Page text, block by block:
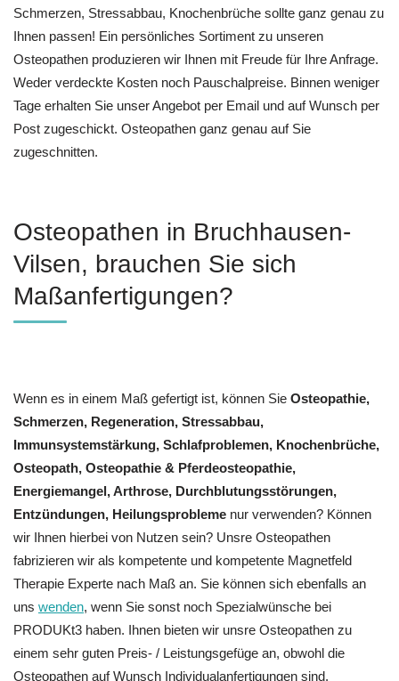
Schmerzen, Stressabbau, Knochenbrüche sollte ganz genau zu
Ihnen passen! Ein persönliches Sortiment zu unseren
Osteopathen produzieren wir Ihnen mit Freude für Ihre Anfrage.
Weder verdeckte Kosten noch Pauschalpreise. Binnen weniger
Tage erhalten Sie unser Angebot per Email und auf Wunsch per
Post zugeschickt. Osteopathen ganz genau auf Sie
zugeschnitten.
Osteopathen in Bruchhausen-
Vilsen, brauchen Sie sich
Maßanfertigungen?
Wenn es in einem Maß gefertigt ist, können Sie Osteopathie,
Schmerzen, Regeneration, Stressabbau,
Immunsystemstärkung, Schlafproblemen, Knochenbrüche,
Osteopath, Osteopathie & Pferdeosteopathie,
Energiemangel, Arthrose, Durchblutungsstörungen,
Entzündungen, Heilungsprobleme nur verwenden? Können
wir Ihnen hierbei von Nutzen sein? Unsre Osteopathen
fabrizieren wir als kompetente und kompetente Magnetfeld
Therapie Experte nach Maß an. Sie können sich ebenfalls an
uns wenden, wenn Sie sonst noch Spezialwünsche bei
PRODUKt3 haben. Ihnen bieten wir unsre Osteopathen zu
einem sehr guten Preis- / Leistungsgefüge an, obwohl die
Osteopathen auf Wunsch Individualanfertigungen sind.